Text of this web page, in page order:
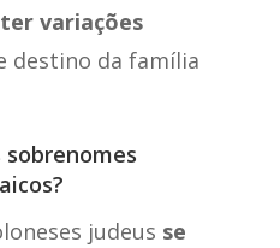
variações
destino da família
judeus se